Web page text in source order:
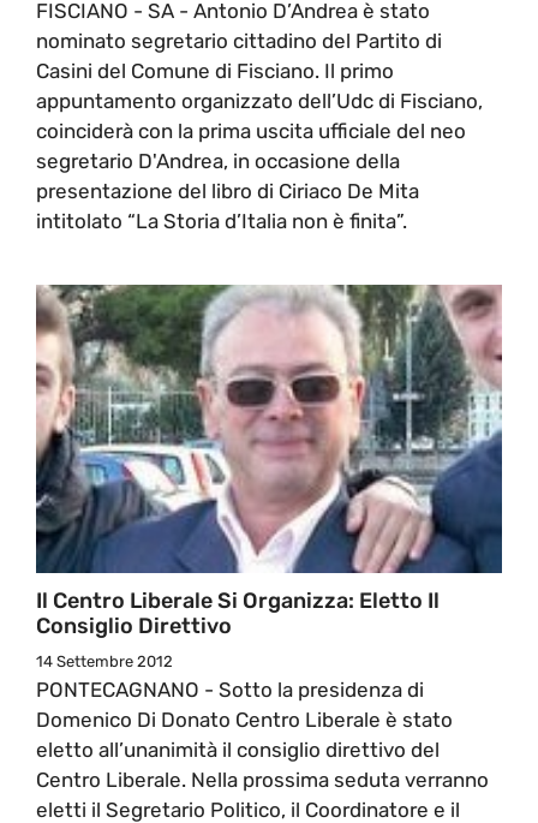
FISCIANO - SA - Antonio D’Andrea è stato
nominato segretario cittadino del Partito di
Casini del Comune di Fisciano. Il primo
appuntamento organizzato dell’Udc di Fisciano,
coinciderà con la prima uscita ufficiale del neo
segretario D'Andrea, in occasione della
presentazione del libro di Ciriaco De Mita
intitolato “La Storia d’Italia non è finita”.
Il Centro Liberale Si Organizza: Eletto Il
Consiglio Direttivo
14 Settembre 2012
PONTECAGNANO - Sotto la presidenza di
Domenico Di Donato Centro Liberale è stato
eletto all’unanimità il consiglio direttivo del
Centro Liberale. Nella prossima seduta verranno
eletti il Segretario Politico, il Coordinatore e il